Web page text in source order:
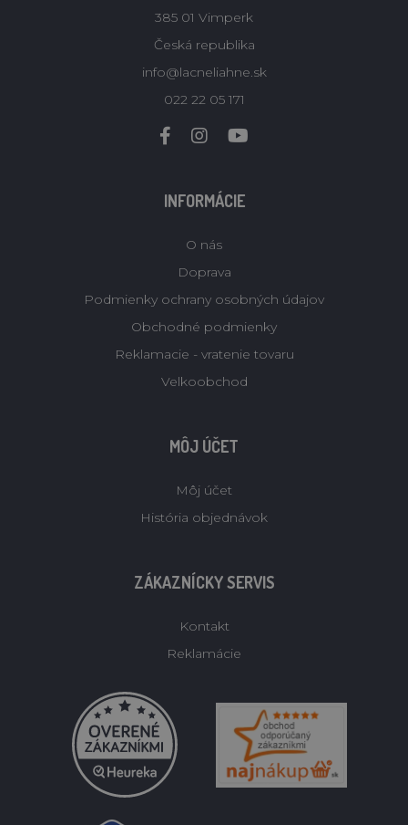
385 01 Vimperk
Česká republika
info@lacneliahne.sk
022 22 05 171
INFORMÁCIE
O nás
Doprava
Podmienky ochrany osobných údajov
Obchodné podmienky
Reklamacie - vratenie tovaru
Velkoobchod
MÔJ ÚČET
Môj účet
História objednávok
ZÁKAZNÍCKY SERVIS
Kontakt
Reklamácie